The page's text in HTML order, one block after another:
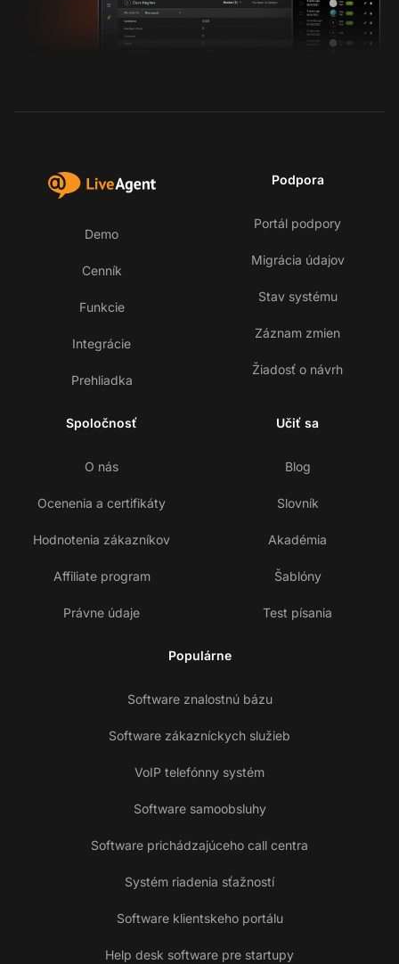
Demo
Cenník
Funkcie
Integrácie
Prehliadka
Podpora
Portál podpory
Migrácia údajov
Stav systému
Záznam zmien
Žiadosť o návrh
Spoločnosť
O nás
Ocenenia a certifikáty
Hodnotenia zákazníkov
Affiliate program
Právne údaje
Učiť sa
Blog
Slovník
Akadémia
Šablóny
Test písania
Populárne
Software znalostnú bázu
Software zákazníckych služieb
VoIP telefónny systém
Software samoobsluhy
Software prichádzajúceho call centra
Systém riadenia sťažností
Software klientskeho portálu
Help desk software pre startupy